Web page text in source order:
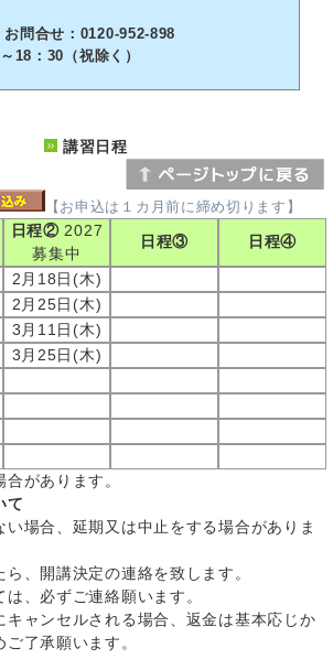
合せ：0120-952-898
18：30（祝除く）
講習日程
【お申込は１カ月前に締め切ります】
日程②2027
募集中
日程③ 日程④
2月18日(木)
2月25日(木)
3月11日(木)
3月25日(木)
があります。
て
い場合、延期又は中止をする場合がありま
ら、開講決定の連絡を致します。
は、必ずご連絡願います。
キャンセルされる場合、返金は基本応じか
了承願います。